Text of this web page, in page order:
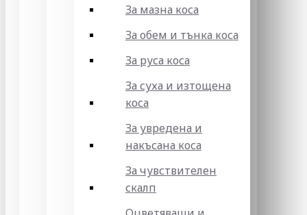
За мазна коса
За обем и тънка коса
За руса коса
За суха и изтощена
коса
За увредена и
накъсана коса
За чувствителен
скалп